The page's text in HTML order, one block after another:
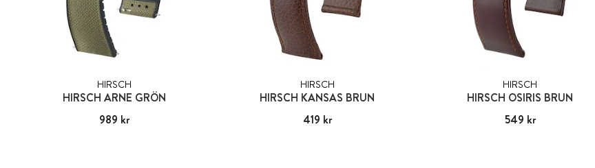
HIRSCH
HIRSCH ARNE GRÖN
Pris:989 kr
989 kr
HIRSCH
HIRSCH KANSAS BRUN
Pris:419 kr
419 kr
HIRSCH
HIRSCH OSIRIS BRUN
Pris:549 kr
549 kr